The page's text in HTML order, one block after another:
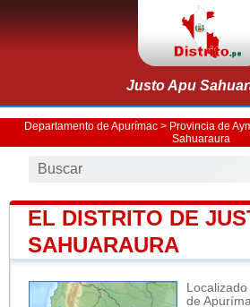
Justo Apu
Departamento de Apurímac > Provincia de
Sahuaraura
EL DISTRITO DE
SAHUARAURA
de